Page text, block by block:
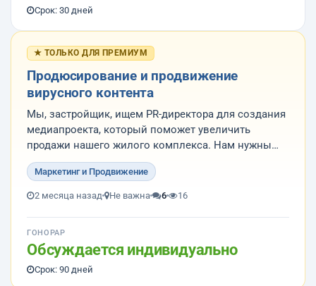
Срок: 30 дней
★ ТОЛЬКО ДЛЯ ПРЕМИУМ
Продюсирование и продвижение
вирусного контента
Мы, застройщик, ищем PR-директора для создания
медиапроекта, который поможет увеличить
продажи нашего жилого комплекса. Нам нужны
креативные специалисты, такие как продюсеры и
PR-директора, которые имеют опыт в организации
мероприятий, создании вирусных проектов и
Маркетинг и Продвижение
2 месяца назад Не важна 6 16
ГОНОРАР
Обсуждается индивидуально
Срок: 90 дней